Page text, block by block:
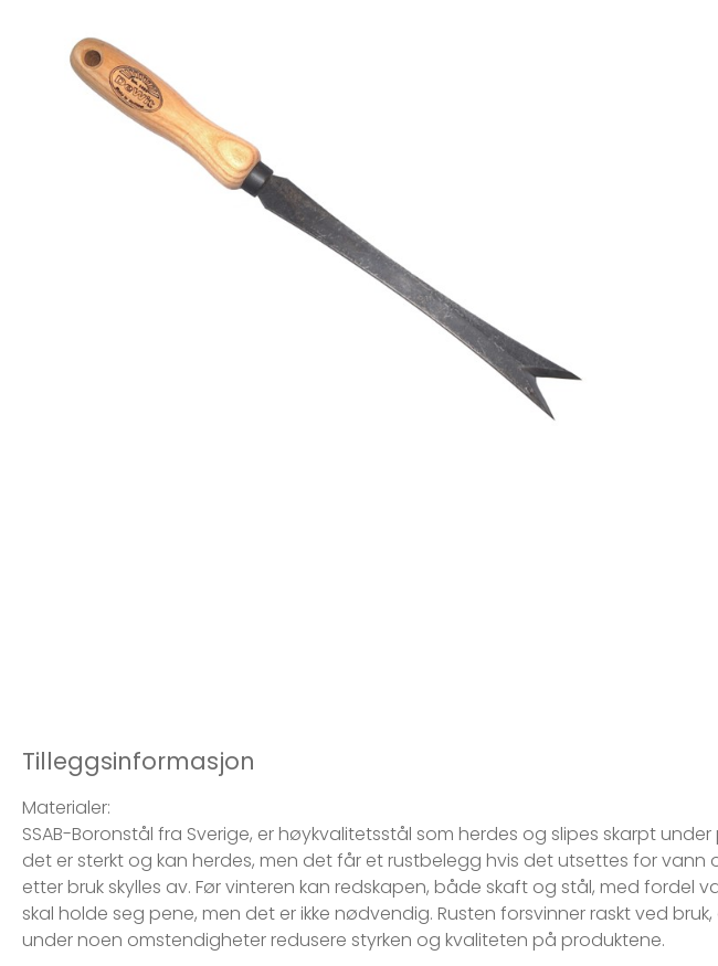
Tilleggsinformasjon
Materialer:
SSAB-Boronstål fra Sverige, er høykvalitetsstål som herdes og slipes skarpt
det er sterkt og kan herdes, men det får et rustbelegg hvis det utsettes for
etter bruk skylles av. Før vinteren kan redskapen, både skaft og stål, med
skal holde seg pene, men det er ikke nødvendig. Rusten forsvinner raskt ved
under noen omstendigheter redusere styrken og kvaliteten på produktene.